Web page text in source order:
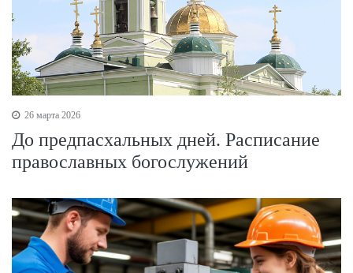
26 марта 2026
До предпасхальных дней. Расписание
православных богослужений